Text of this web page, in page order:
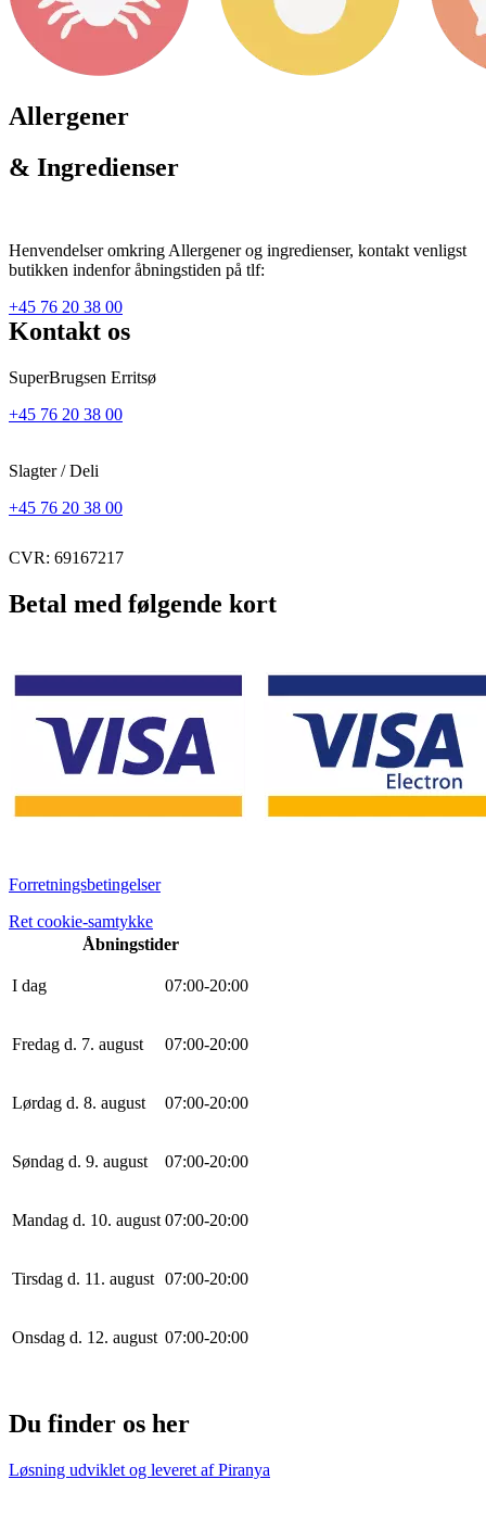
Allergener
& Ingredienser
Henvendelser omkring Allergener og ingredienser, kontakt venligst
butikken indenfor åbningstiden på tlf:
+45 76 20 38 00
Kontakt os
SuperBrugsen Erritsø
+45 76 20 38 00
Slagter / Deli
+45 76 20 38 00
CVR: 69167217
Betal med følgende kort
Forretningsbetingelser
Ret cookie-samtykke
Åbningstider
I dag 07:00-20:00
Fredag d. 7. august 07:00-20:00
Lørdag d. 8. august 07:00-20:00
Søndag d. 9. august 07:00-20:00
Mandag d. 10. august 07:00-20:00
Tirsdag d. 11. august 07:00-20:00
Onsdag d. 12. august 07:00-20:00
Du finder os her
Løsning udviklet og leveret afPiranya